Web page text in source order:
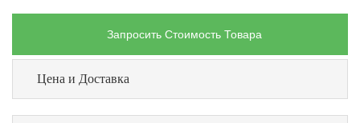
Запросить Стоимость Товара
Цена и Доставка